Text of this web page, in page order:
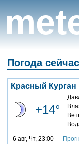
Погода сейчас
Красный Курган
+14°
6 авг, Чт, 23:00